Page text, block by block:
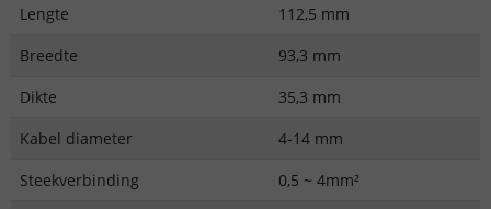
Lengte
112,5 mm
Breedte
93,3 mm
Dikte
35,3 mm
Kabel diameter
4-14 mm
Steekverbinding
0,5 ~ 4mm²